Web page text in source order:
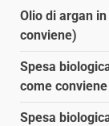
Olio di argan
conviene)
Spesa
come conviene
Spesa